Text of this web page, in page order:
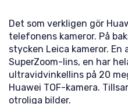
Det som verkligen gör
telefonens kameror. På
stycken Leica kameror. En
SuperZoom-lins, en har
ultravidvinkellins på 20
Huawei TOF-kamera.
otroliga bilder.